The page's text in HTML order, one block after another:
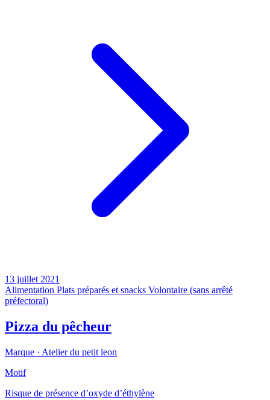
13 juillet 2021
Alimentation Plats préparés et snacks Volontaire (sans arrêté
préfectoral)
Pizza du pêcheur
Marque · Atelier du petit leon
Motif
Risque de présence d’oxyde d’éthylène